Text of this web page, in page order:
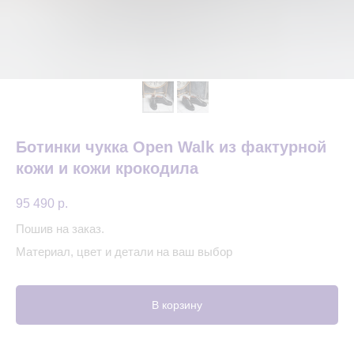
Ботинки чукка Open Walk из фактурной
кожи и кожи крокодила
95 490 р.
Пошив на заказ.
Материал, цвет и детали на ваш выбор
В корзину